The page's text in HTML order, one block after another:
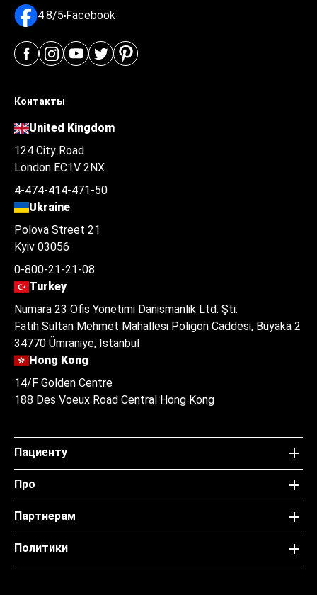
4.8/5 Facebook
Контакты
United Kingdom
124 City Road
London EC1V 2NX
4-474-414-471-50
Ukraine
Polova Street 21
Kyiv 03056
0-800-21-21-08
Turkey
Numara 23 Ofis Yonetimi Danismanlik Ltd. Şti.
Fatih Sultan Mehmet Mahallesi Poligon Caddesi, Buyaka 2
34770 Ümraniye, Istanbul
Hong Kong
14/F Golden Centre
188 Des Voeux Road Central Hong Kong
Пациенту
Про
Партнерам
Политики